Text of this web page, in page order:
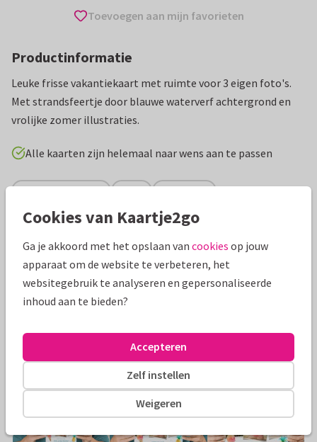
Toevoegen aan mijn favorieten
Productinformatie
Leuke frisse vakantiekaart met ruimte voor 3 eigen foto's.
Met strandsfeertje door blauwe waterverf achtergrond en
vrolijke zomer illustraties.
Alle kaarten zijn helemaal naar wens aan te passen
Vakantiekaarten ilse Frankrijk
Papiersoort: Kies uit 6 luxe papiersoorten
Envelop: Witte vensterenvelop
Adres: Achterop de kaart
Formaten
Cookies van Kaartje2go
Ga je akkoord met het opslaan van cookies op jouw
apparaat om de website te verbeteren, het
websitegebruik te analyseren en gepersonaliseerde
inhoud aan te bieden?
Weigeren
Zelf instellen
Accepteren